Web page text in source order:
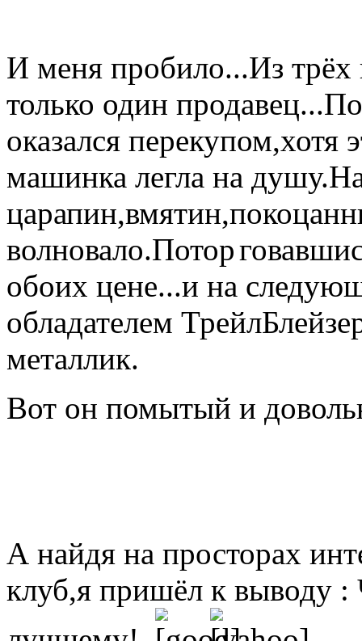
И меня пробило...Из трёх
только один
оказался перекупом,хотя
машинка легла на
волновало.Потор
обоих цене...и на
обладателем
металлик.
Вот он помытый и
А найдя на просторах
клуб,я пришёл к выводу :